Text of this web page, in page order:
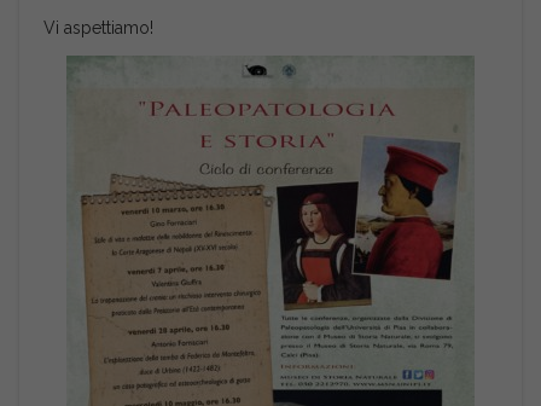
Vi aspettiamo!